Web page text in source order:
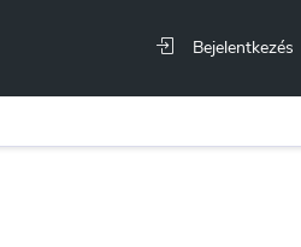
Bejelentkezés